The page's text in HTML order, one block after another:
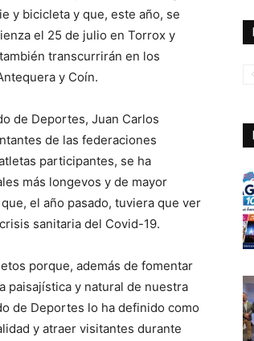
y bicicleta y que, este año, se
el 25 de julio en Torrox y
transcurrirán en los
y Coín.
de Deportes, Juan Carlos
de las federaciones
participantes, se ha
más longevos y de mayor
el año pasado, tuviera que ver
sanitaria del Covid-19.
porque, además de fomentar
paisajística y natural de nuestra
de Deportes lo ha definido como
y atraer visitantes durante